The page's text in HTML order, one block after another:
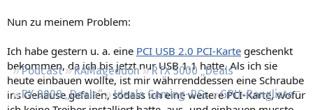
Podcast RAMageddon
RTX 5000 „Deals“
RX 9000 „Deals“
Ideale Gaming-PCs
GPU-Rangliste
Nun zu meinem Problem:
Ich habe gestern u. a. eine PCI USB 2.0 PCI-Karte geschenkt
bekommen, da ich bis jetzt nur USB 1.1 hatte. Als ich sie
heute einbauen wollte, ist mir währrenddessen eine Schraube
ins Gehäuse gefallen, sodass ich eine weitere PCI-Karte, wofür